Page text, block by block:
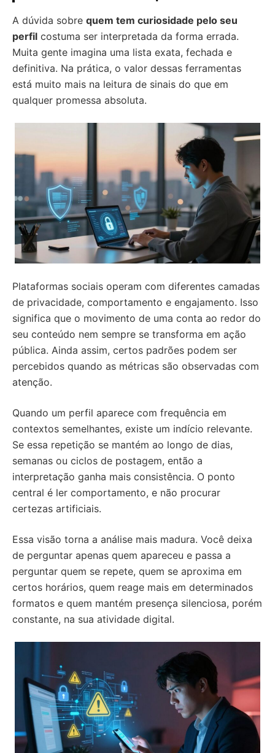
A dúvida sobre quem tem curiosidade pelo seu
perfil costuma ser interpretada da forma errada.
Muita gente imagina uma lista exata, fechada e
definitiva. Na prática, o valor dessas ferramentas
está muito mais na leitura de sinais do que em
qualquer promessa absoluta.
Plataformas sociais operam com diferentes camadas
de privacidade, comportamento e engajamento. Isso
significa que o movimento de uma conta ao redor do
seu conteúdo nem sempre se transforma em ação
pública. Ainda assim, certos padrões podem ser
percebidos quando as métricas são observadas com
atenção.
Quando um perfil aparece com frequência em
contextos semelhantes, existe um indício relevante.
Se essa repetição se mantém ao longo de dias,
semanas ou ciclos de postagem, então a
interpretação ganha mais consistência. O ponto
central é ler comportamento, e não procurar
certezas artificiais.
Essa visão torna a análise mais madura. Você deixa
de perguntar apenas quem apareceu e passa a
perguntar quem se repete, quem se aproxima em
certos horários, quem reage mais em determinados
formatos e quem mantém presença silenciosa, porém
constante, na sua atividade digital.